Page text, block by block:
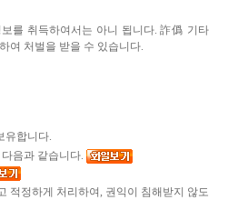
를 취득하여서는 아니 됩니다. 詐僞 기타
여 처벌을 받을 수 있습니다.
유합니다.
음과 같습니다.
적정하게 처리하여, 권익이 침해받지 않도